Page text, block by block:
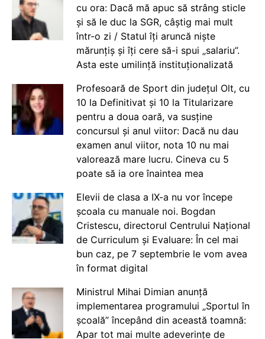
cu ora: Dacă mă apuc să strâng sticle
și să le duc la SGR, câștig mai mult
într-o zi / Statul îți aruncă niște
mărunțiș și îți cere să-i spui „salariu”.
Asta este umilință instituționalizată
Profesoară de Sport din județul Olt, cu
10 la Definitivat și 10 la Titularizare
pentru a doua oară, va susține
concursul și anul viitor: Dacă nu dau
examen anul viitor, nota 10 nu mai
valorează mare lucru. Cineva cu 5
poate să ia ore înaintea mea
Elevii de clasa a IX-a nu vor începe
școala cu manuale noi. Bogdan
Cristescu, directorul Centrului Național
de Curriculum și Evaluare: În cel mai
bun caz, pe 7 septembrie le vom avea
în format digital
Ministrul Mihai Dimian anunță
implementarea programului „Sportul în
școală” începând din această toamnă:
Apar tot mai multe adeverințe de